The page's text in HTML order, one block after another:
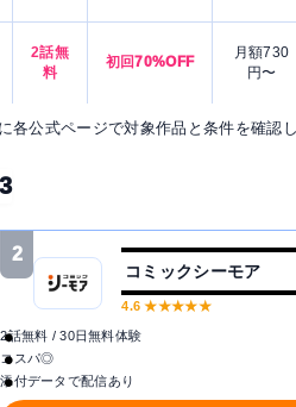
2話無
料
初回70%OFF
月額730
円〜
公式ページで対象作品と条件を確認し
2
コミックシーモア
4.6 ★★★★★
2話無料 / 30日無料体験
コスパ◎
添付データで配信あり